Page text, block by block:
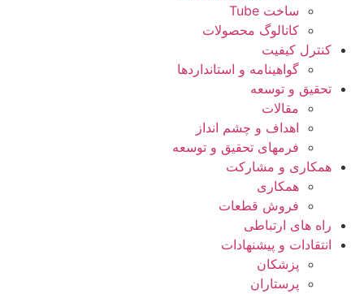
ساخت Tube
کاتالوگ محصولات
کنترل کیفیت
گواهينامه و استانداردها
تحقيق و توسعه
مقالات
اهداف و چشم انداز
فرمهای تحقیق و توسعه
همکاری و مشارکت
همکاری
فروش قطعات
راه های ارتباطی
انتقادات و پيشنهادات
پزشكان
پرستاران